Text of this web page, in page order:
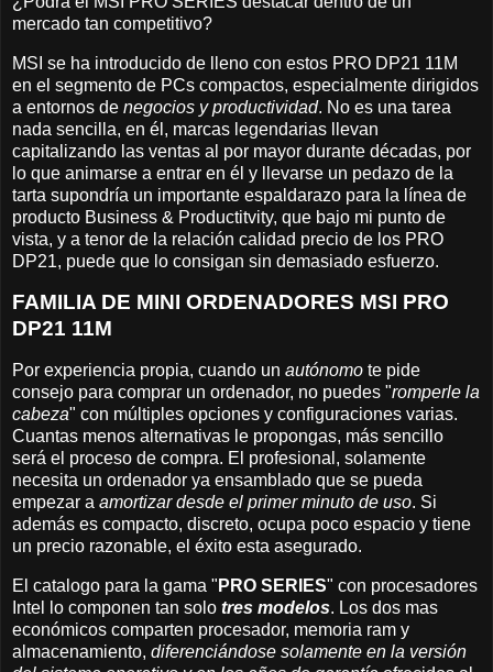
mercado tan competitivo?
MSI se ha introducido de lleno con estos PRO DP21 11M
en el segmento de PCs compactos, especialmente dirigidos
a entornos de negocios y productividad. No es una tarea
nada sencilla, en él, marcas legendarias llevan
capitalizando las ventas al por mayor durante décadas, por
lo que animarse a entrar en él y llevarse un pedazo de la
tarta supondría un importante espaldarazo para la línea de
producto Business & Productitvity, que bajo mi punto de
vista, y a tenor de la relación calidad precio de los PRO
DP21, puede que lo consigan sin demasiado esfuerzo.
FAMILIA DE MINI ORDENADORES MSI PRO
DP21 11M
Por experiencia propia, cuando un autónomo te pide
consejo para comprar un ordenador, no puedes "romperle la
cabeza" con múltiples opciones y configuraciones varias.
Cuantas menos alternativas le propongas, más sencillo
será el proceso de compra. El profesional, solamente
necesita un ordenador ya ensamblado que se pueda
empezar a amortizar desde el primer minuto de uso. Si
además es compacto, discreto, ocupa poco espacio y tiene
un precio razonable, el éxito esta asegurado.
El catalogo para la gama " PRO SERIES" con procesadores
Intel lo componen tan solo tres modelos. Los dos mas
económicos comparten procesador, memoria ram y
almacenamiento, diferenciándose solamente en la versión